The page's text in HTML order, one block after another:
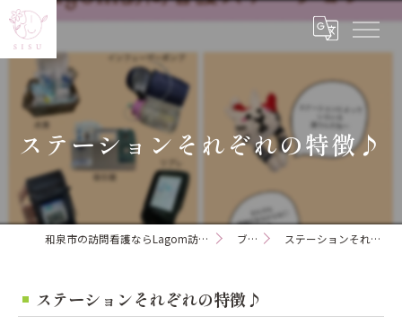
ステーションそれぞれの特徴♪
和泉市の訪問看護ならLagom訪問看護ステーション ブログ ステーションそれぞれの特徴♪
ステーションそれぞれの特徴♪